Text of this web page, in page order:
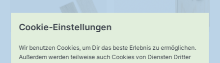
Cookie-Einstellungen
Wir benutzen Cookies, um Dir das beste Erlebnis zu ermöglichen.
Außerdem werden teilweise auch Cookies von Diensten Dritter
UNSER VERSPRECHEN SERVICE